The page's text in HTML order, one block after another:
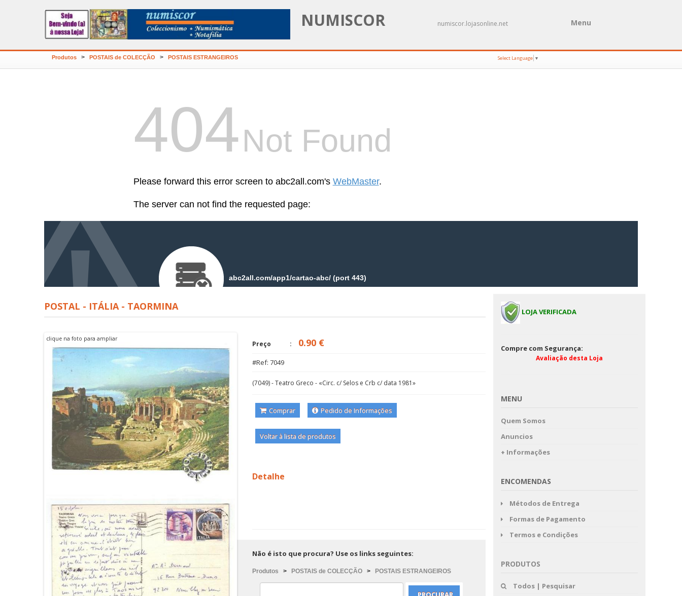
NUMISCOR numiscor.lojasonline.net Menu
Produtos > POSTAIS de COLECÇÃO > POSTAIS ESTRANGEIROS Select Language ▼
POSTAL - ITÁLIA - TAORMINA
clique na foto para ampliar
Preço 0.90 €
#Ref: 7049
(7049) - Teatro Greco - «Circ. c/ Selos e Crb c/ data 1981»
Comprar Pedido de Informações
Voltar à lista de produtos
Detalhe
Não é isto que procura? Use os links seguintes:
Produtos > POSTAIS de COLECÇÃO > POSTAIS ESTRANGEIROS
LOJA VERIFICADA
Compre com Segurança:
Avaliação desta Loja
MENU
Quem Somos
Anuncios
+ Informações
ENCOMENDAS
Métodos de Entrega
Formas de Pagamento
Termos e Condições
PRODUTOS
Todos | Pesquisar